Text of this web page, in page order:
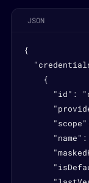
JSON
{
    {
"id":